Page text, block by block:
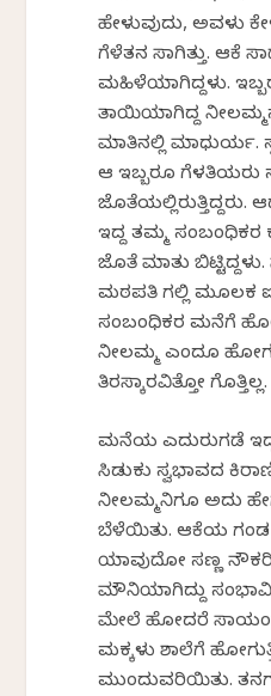
ಹೇಳುವುದು, ಅವಳು
ಗೆಳೆತನ ಸಾಗಿತ್ತು. ಆಕೆ
ಮಹಿಳೆಯಾಗಿದ್ದಳು.
ತಾಯಿಯಾಗಿದ್ದ
ಮಾತಿನಲ್ಲಿ ಮಾಧುರ್ಯ.
ಆ ಇಬ್ಬರೂ ಗೆಳತಿಯರು
ಜೊತೆಯಲ್ಲಿರುತ್ತಿದ್ದರು.
ಇದ್ದ ತಮ್ಮ ಸಂಬಂಧಿಕರ
ಜೊತೆ ಮಾತು
ಮಠಪತಿ ಗಲ್ಲಿ ಮೂಲಕ
ಸಂಬಂಧಿಕರ ಮನೆಗೆ
ನೀಲಮ್ಮ ಎಂದೂ
ತಿರಸ್ಕಾರವಿತ್ತೋ ಗೊತ್ತಿಲ್ಲ.
ಮನೆಯ ಎದುರುಗಡೆ
ಸಿಡುಕು ಸ್ವಭಾವದ
ನೀಲಮ್ಮನಿಗೂ ಅದು
ಬೆಳೆಯಿತು. ಆಕೆಯ ಗಂಡ
ಯಾವುದೋ ಸಣ್ಣ
ಮೌನಿಯಾಗಿದ್ದು
ಮೇಲೆ ಹೋದರೆ
ಮಕ್ಕಳು ಶಾಲೆಗೆ
ಮುಂದುವರಿಯಿತು.